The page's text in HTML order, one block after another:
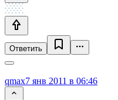
Ответить
qmax7 янв 2011 в 06:46